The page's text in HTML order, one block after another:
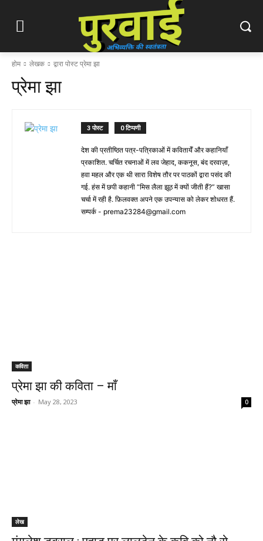
होम लेखक द्वारा पोस्ट प्रेमा झा
प्रेमा झा
3 पोस्ट 0 टिप्पणी
देश की प्रतीष्ठित पत्र-पत्रिकाओं में कवितायेँ और कहानियाँ
प्रकाशित. चर्चित रचनाओं में लव जेहाद, ककनूस, बंद दरवाज़ा,
हवा महल और एक थी सारा विशेष तौर पर पाठकों द्वारा पसंद की
गई. हंस में छपी कहानी “मिस लैला झूठ में क्यों जीती हैं?” खासा
चर्चा में रही है. फ़िलवक्त अपने एक उपन्यास को लेकर शोधरत हैं.
सम्पर्क - prema23284@gmail.com
कविता
प्रेमा झा की कविता – माँ
प्रेमा झा - May 28, 2023 0
लेख